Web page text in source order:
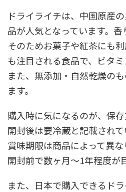
ドライライチは、中国原産
品が人気となっています。香
そのためお菓子や紅茶にも
も注目される食品で、ビタミ
また、無添加・自然乾燥の
ます。
購入時に気になるのが、保存
開封後は要冷蔵と記載されて
賞味期限は商品によって異
開封前で数ヶ月～1年程度が
また、日本で購入できるド